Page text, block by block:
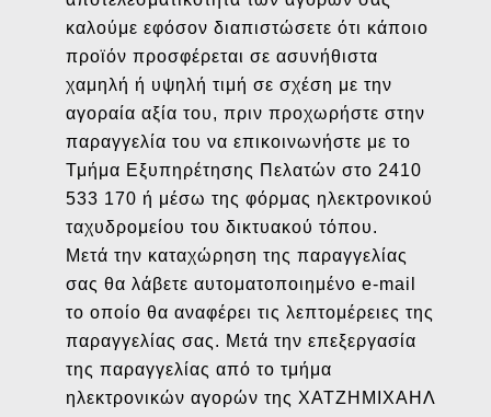
καλούμε εφόσον διαπιστώσετε ότι κάποιο
προϊόν προσφέρεται σε ασυνήθιστα
χαμηλή ή υψηλή τιμή σε σχέση με την
αγοραία αξία του, πριν προχωρήστε στην
παραγγελία του να επικοινωνήστε με το
Τμήμα Εξυπηρέτησης Πελατών στο 2410
533 170 ή μέσω της φόρμας ηλεκτρονικού
ταχυδρομείου του δικτυακού τόπου.
Μετά την καταχώρηση της παραγγελίας
σας θα λάβετε αυτοματοποιημένο e-mail
το οποίο θα αναφέρει τις λεπτομέρειες της
παραγγελίας σας. Μετά την επεξεργασία
της παραγγελίας από το τμήμα
ηλεκτρονικών αγορών της ΧΑΤΖΗΜΙΧΑΗΛ